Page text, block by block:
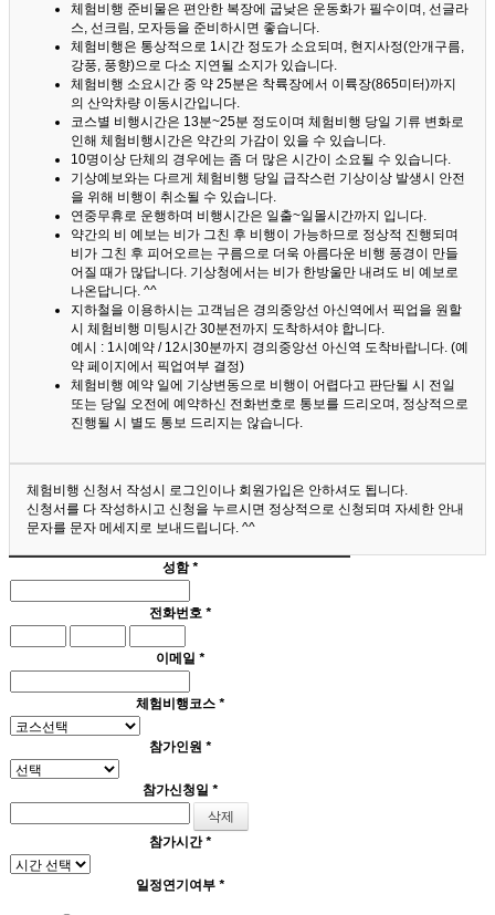
체험비행 준비물은 편안한 복장에 굽낮은 운동화가 필수이며, 선글라
스, 선크림, 모자등을 준비하시면 좋습니다.
체험비행은 통상적으로 1시간 정도가 소요되며, 현지사정(안개구름,
강풍, 풍향)으로 다소 지연될 소지가 있습니다.
체험비행 소요시간 중 약 25분은 착륙장에서 이륙장(865미터)까지
의 산악차량 이동시간입니다.
코스별 비행시간은 13분~25분 정도이며 체험비행 당일 기류 변화로
인해 체험비행시간은 약간의 가감이 있을 수 있습니다.
10명이상 단체의 경우에는 좀 더 많은 시간이 소요될 수 있습니다.
기상예보와는 다르게 체험비행 당일 급작스런 기상이상 발생시 안전
을 위해 비행이 취소될 수 있습니다.
연중무휴로 운행하며 비행시간은 일출~일몰시간까지 입니다.
약간의 비 예보는 비가 그친 후 비행이 가능하므로 정상적 진행되며
비가 그친 후 피어오르는 구름으로 더욱 아름다운 비행 풍경이 만들
어질 때가 많답니다. 기상청에서는 비가 한방울만 내려도 비 예보로
나온답니다. ^^
지하철을 이용하시는 고객님은 경의중앙선 아신역에서 픽업을 원할
시 체험비행 미팅시간 30분전까지 도착하셔야 합니다.
예시 : 1시예약 / 12시30분까지 경의중앙선 아신역 도착바랍니다. (예
약 페이지에서 픽업여부 결정)
체험비행 예약 일에 기상변동으로 비행이 어렵다고 판단될 시 전일
또는 당일 오전에 예약하신 전화번호로 통보를 드리오며, 정상적으로
진행될 시 별도 통보 드리지는 않습니다.
체험비행 신청서 작성시 로그인이나 회원가입은 안하셔도 됩니다.
신청서를 다 작성하시고 신청을 누르시면 정상적으로 신청되며 자세한 안내
문자를 문자 메세지로 보내드립니다. ^^
성함*
전화번호 *
이메일 *
체험비행코스 *
참가인원 *
참가신청일 *
참가시간*
일정연기여부 *